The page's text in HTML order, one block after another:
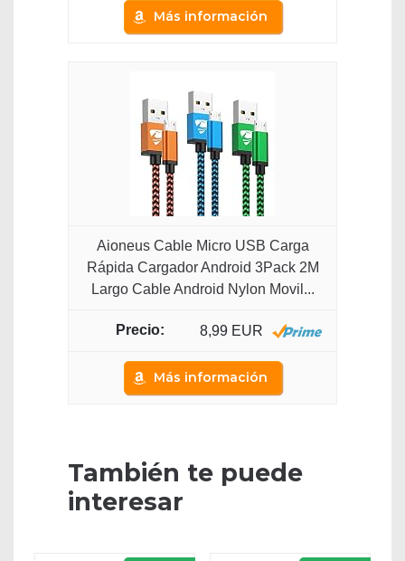
Más información
Aioneus Cable Micro USB Carga
Rápida Cargador Android 3Pack 2M
Largo Cable Android Nylon Movil...
8,99 EUR
Más información
También te puede
interesar